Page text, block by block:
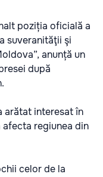
poziția oficială a
suveranităţii şi
anunță un
după
arătat interesat în
afecta regiunea din
celor de la